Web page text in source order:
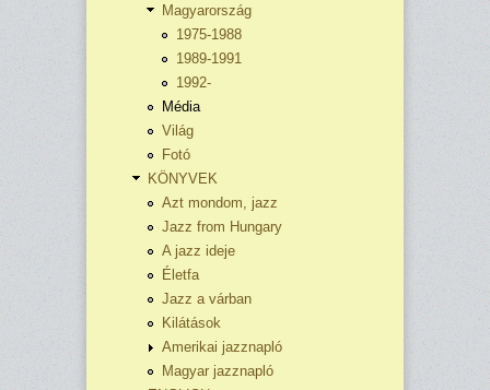
Magyarország
1975-1988
1989-1991
1992-
Média
Világ
Fotó
KÖNYVEK
Azt mondom, jazz
Jazz from Hungary
A jazz ideje
Életfa
Jazz a várban
Kilátások
Amerikai jazznapló
Magyar jazznapló